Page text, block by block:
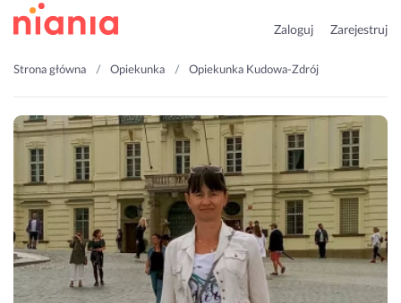
Zaloguj Zarejestruj
Strona główna Opiekunka Opiekunka Kudowa-Zdrój